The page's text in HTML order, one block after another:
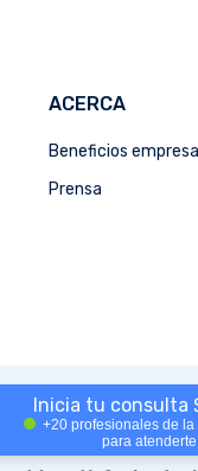
Inicia tu consulta
+20 profesionales de
para
ACERCA
Beneficios
Prensa